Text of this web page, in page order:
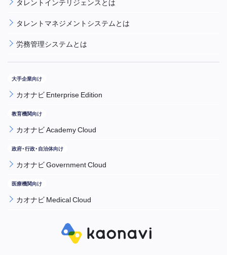
タレントマネジメントシステムとは
労務管理システムとは
カオナビ Enterprise Edition
カオナビ Academy Cloud
カオナビ Government Cloud
カオナビ Medical Cloud